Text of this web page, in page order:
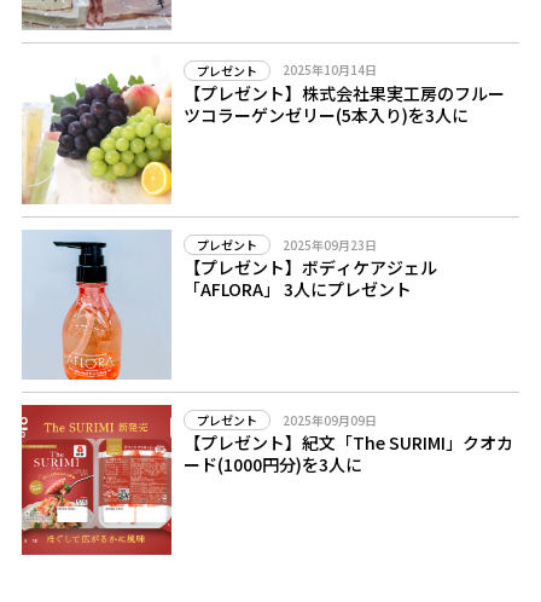
プレゼント 2025年10月14日
【プレゼント】株式会社果実工房のフルー
ツコラーゲンゼリー(5本入り)を3人に
プレゼント 2025年09月23日
【プレゼント】ボディケアジェル
「AFLORA」 3人にプレゼント
プレゼント 2025年09月09日
【プレゼント】紀文「The SURIMI」クオカ
ード(1000円分)を3人に